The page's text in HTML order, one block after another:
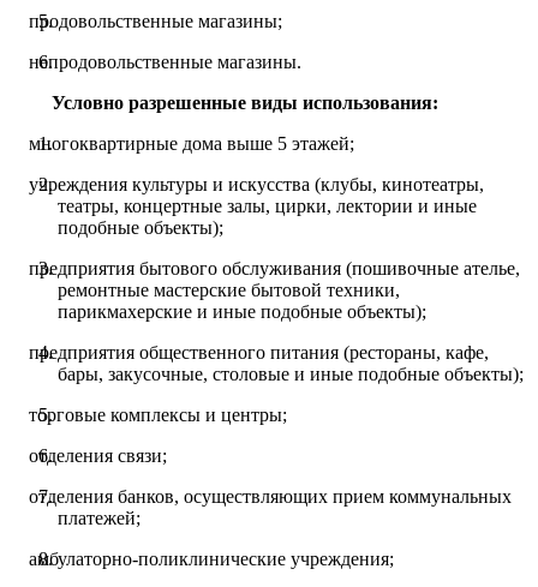
продовольственные магазины;
непродовольственные магазины.
Условно разрешенные виды использования:
многоквартирные дома выше 5 этажей;
учреждения культуры и искусства (клубы, кинотеатры,
театры, концертные залы, цирки, лектории и иные
подобные объекты);
предприятия бытового обслуживания (пошивочные ателье,
ремонтные мастерские бытовой техники,
парикмахерские и иные подобные объекты);
предприятия общественного питания (рестораны, кафе,
бары, закусочные, столовые и иные подобные объекты);
торговые комплексы и центры;
отделения связи;
отделения банков, осуществляющих прием коммунальных
платежей;
амбулаторно-поликлинические учреждения;